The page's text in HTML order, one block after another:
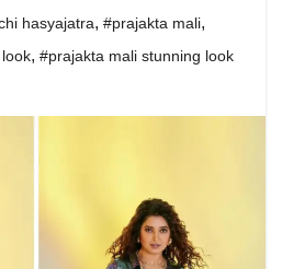
hasyajatra, #prajakta mali,
, #prajakta mali stunning look